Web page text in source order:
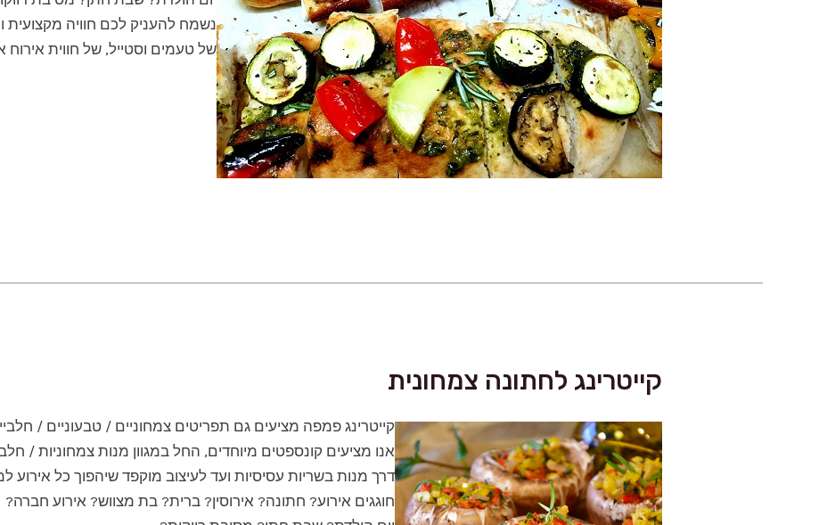
נשמח להעניק לכם חוויה
של טעמים וסטייל, של חווית אירוח
קייטרינג לחתונה צמחונית
קייטרינג פמפה מציעים גם תפריטים צמחוניים / טבעוניים /
אנו מציעים קונספטים מיוחדים, החל במגוון מנות צמחוניות /
דרך מנות בשריות עסיסיות ועד לעיצוב מוקפד שיהפוך כל אירוע
חוגגים אירוע? חתונה? אירוסין? ברית? בת מצווש? אירוע חברה?